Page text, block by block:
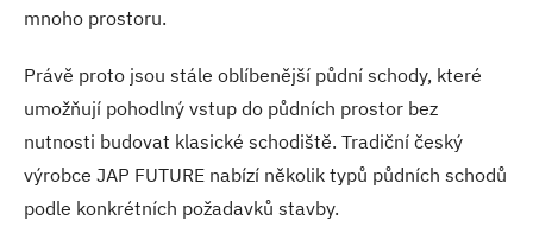
mnoho prostoru.
Právě proto jsou stále oblíbenější půdní schody, které
umožňují pohodlný vstup do půdních prostor bez
nutnosti budovat klasické schodiště. Tradiční český
výrobce JAP FUTURE nabízí několik typů půdních schodů
podle konkrétních požadavků stavby.